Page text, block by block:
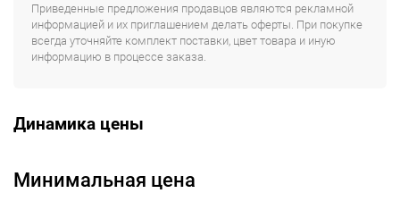
Приведенные предложения продавцов являются рекламной
информацией и их приглашением делать оферты. При покупке
всегда уточняйте комплект поставки, цвет товара и иную
информацию в процессе заказа.
Динамика цены
Минимальная цена